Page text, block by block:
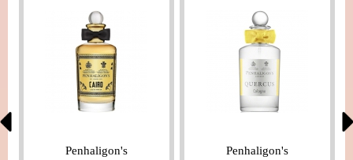
Penhaligon's Penhaligon's